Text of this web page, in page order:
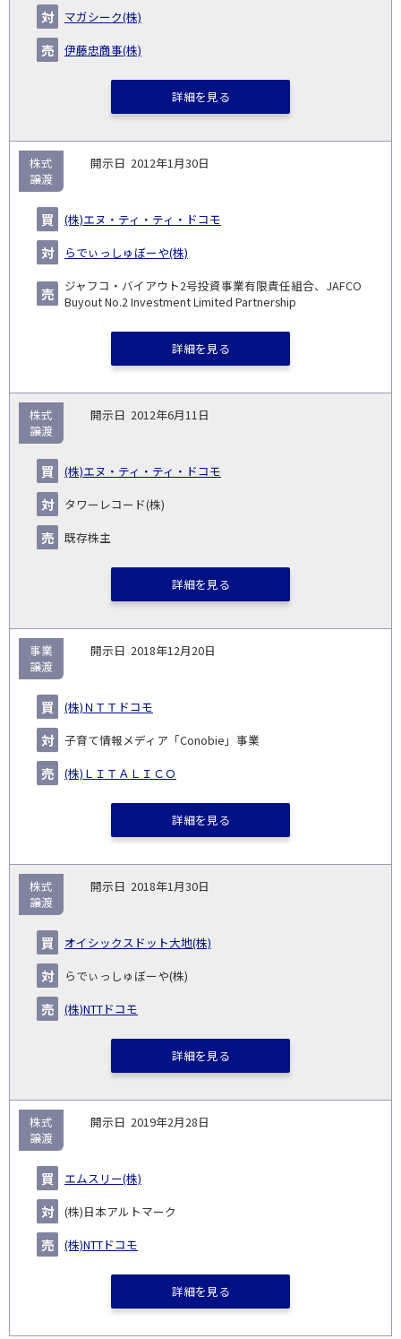
事業
マガシーク(株)
伊藤忠商事(株)
詳細を見る
2012年1月30日
(株)エヌ・ティ・ティ・ドコモ
らでぃっしゅぼーや(株)
ジャフコ・バイアウト2号投資事業有限責任組合、JAFCO
Buyout No.2 Investment Limited Partnership
株式
譲渡
詳細を見る
2012年6月11日
(株)エヌ・ティ・ティ・ドコモ
タワーレコード(株)
既存株主
株式
譲渡
詳細を見る
2018年12月20日
(株)ＮＴＴドコモ
子育て情報メディア「Conobie」事業
(株)ＬＩＴＡＬＩＣＯ
事業
譲渡
詳細を見る
2018年1月30日
オイシックスドット大地(株)
らでぃっしゅぼーや(株)
(株)NTTドコモ
株式
譲渡
詳細を見る
2019年2月28日
エムスリー(株)
(株)日本アルトマーク
(株)NTTドコモ
株式
譲渡
詳細を見る